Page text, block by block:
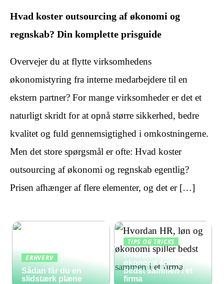
Hvad koster outsourcing af økonomi og
regnskab? Din komplette prisguide
Overvejer du at flytte virksomhedens
økonomistyring fra interne medarbejdere til en
ekstern partner? For mange virksomheder er det et
naturligt skridt for at opnå større sikkerhed, bedre
kvalitet og fuld gennemsigtighed i omkostningerne.
Men det store spørgsmål er ofte: Hvad koster
outsourcing af økonomi og regnskab egentlig?
Prisen afhænger af flere elementer, og det er […]
ERHVERV
Sådan får du en
slidstærk plæne
TIPS OG TRICKS
Hvordan HR, løn og
økonomi spiller
bedst sammen i et
firma